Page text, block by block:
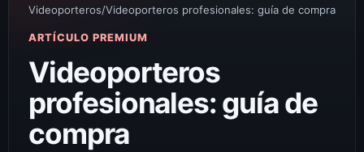
Videoporteros/Videoporteros profesionales: guía de compra
ARTÍCULO PREMIUM
Videoporteros
profesionales: guía de
compra